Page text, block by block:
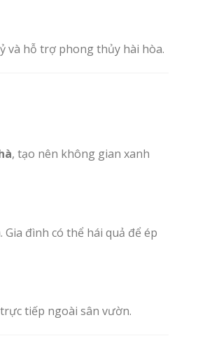
và hỗ trợ phong thủy hài hòa.
, tạo nên không gian xanh
đình có thể hái quả để ép
tiếp ngoài sân vườn.